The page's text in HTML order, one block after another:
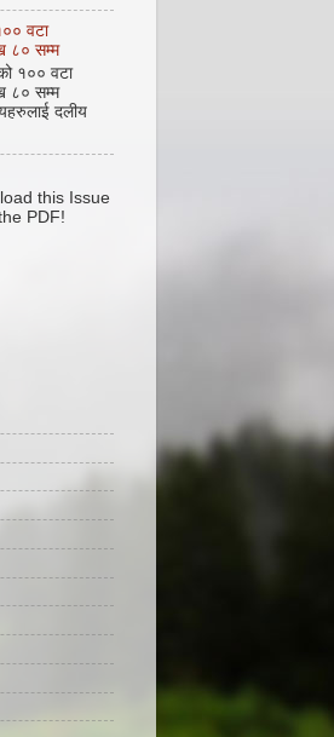
वटा
८० सम्म
१०० वटा
८० सम्म
दलीय
this Issue
PDF!